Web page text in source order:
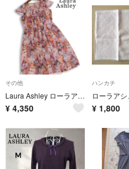
その他
Laura Ashley ローラアシュレイ 春夏★ 半袖 花柄 フラワー総柄 シフォン タック ワンピース Sz.9 レディース
¥ 4,350
ハンカチ
¥ 1,800